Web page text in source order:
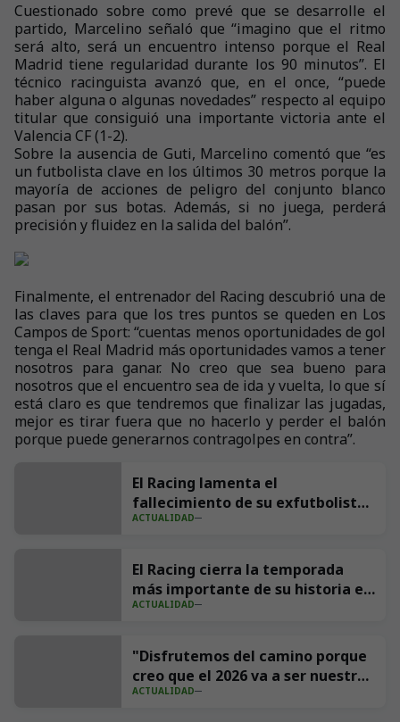
Cuestionado sobre como prevé que se desarrolle el
partido, Marcelino señaló que “imagino que el ritmo
será alto, será un encuentro intenso porque el Real
Madrid tiene regularidad durante los 90 minutos”. El
técnico racinguista avanzó que, en el once, “puede
haber alguna o algunas novedades” respecto al equipo
titular que consiguió una importante victoria ante el
Valencia CF (1-2).
Sobre la ausencia de Guti, Marcelino comentó que “es
un futbolista clave en los últimos 30 metros porque la
mayoría de acciones de peligro del conjunto blanco
pasan por sus botas. Además, si no juega, perderá
precisión y fluidez en la salida del balón”.
Finalmente, el entrenador del Racing descubrió una de
las claves para que los tres puntos se queden en Los
Campos de Sport: “cuentas menos oportunidades de gol
tenga el Real Madrid más oportunidades vamos a tener
nosotros para ganar. No creo que sea bueno para
nosotros que el encuentro sea de ida y vuelta, lo que sí
está claro es que tendremos que finalizar las jugadas,
mejor es tirar fuera que no hacerlo y perder el balón
porque puede generarnos contragolpes en contra”.
El Racing lamenta el
fallecimiento de su exfutbolista
Andrés Parada ‘Suco’
ACTUALIDAD
El Racing cierra la temporada
más importante de su historia en
redes con 539 millones de
ACTUALIDAD
"Disfrutemos del camino porque
creo que el 2026 va a ser nuestro
año"
ACTUALIDAD